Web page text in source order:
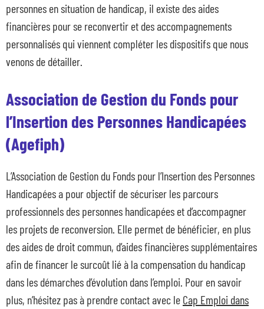
personnes en situation de handicap, il existe des aides
financières pour se reconvertir et des accompagnements
personnalisés qui viennent compléter les dispositifs que nous
venons de détailler.
Association de Gestion du Fonds pour
l’Insertion des Personnes Handicapées
(Agefiph)
L’Association de Gestion du Fonds pour l’Insertion des Personnes
Handicapées a pour objectif de sécuriser les parcours
professionnels des personnes handicapées et d’accompagner
les projets de reconversion. Elle permet de bénéficier, en plus
des aides de droit commun, d’aides financières supplémentaires
afin de financer le surcoût lié à la compensation du handicap
dans les démarches d’évolution dans l’emploi. Pour en savoir
plus, n’hésitez pas à prendre contact avec le Cap Emploi dans